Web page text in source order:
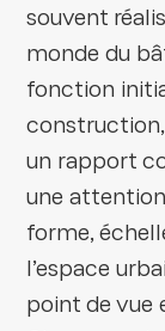
souvent
monde du
fonction
un rapport
une
forme,
l’espace
point de vue